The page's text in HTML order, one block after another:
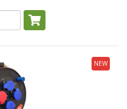
NEW